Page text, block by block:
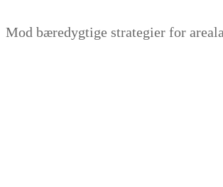
Inhalt
Mod bæredygtige strategier for